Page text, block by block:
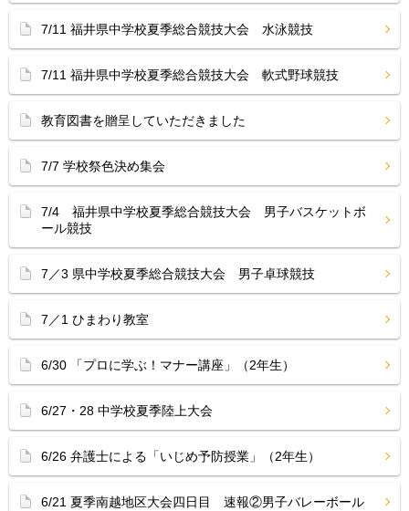
7/11 福井県中学校夏季総合競技大会 水泳競技
7/11 福井県中学校夏季総合競技大会 軟式野球競技
教育図書を贈呈していただきました
7/7 学校祭色決め集会
7/4 福井県中学校夏季総合競技大会 男子バスケットボ
ール競技
7／3 県中学校夏季総合競技大会 男子卓球競技
7／1 ひまわり教室
6/30 「プロに学ぶ！マナー講座」（2年生）
6/27・28 中学校夏季陸上大会
6/26 弁護士による「いじめ予防授業」（2年生）
6/21 夏季南越地区大会四日目 速報②男子バレーボール